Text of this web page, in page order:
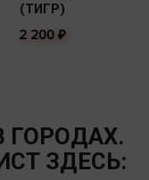
(ТИГР)
2 200 ₽
ГОРОДАХ.
ЗДЕСЬ: